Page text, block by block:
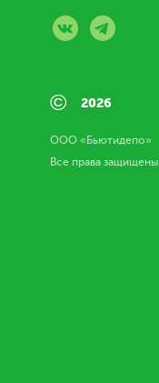
© 2026
ООО «Бьютидепо»
Все права защищены